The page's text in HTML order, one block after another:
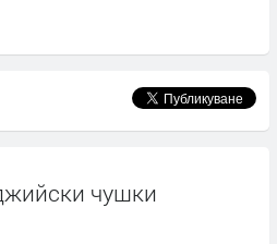
чушки